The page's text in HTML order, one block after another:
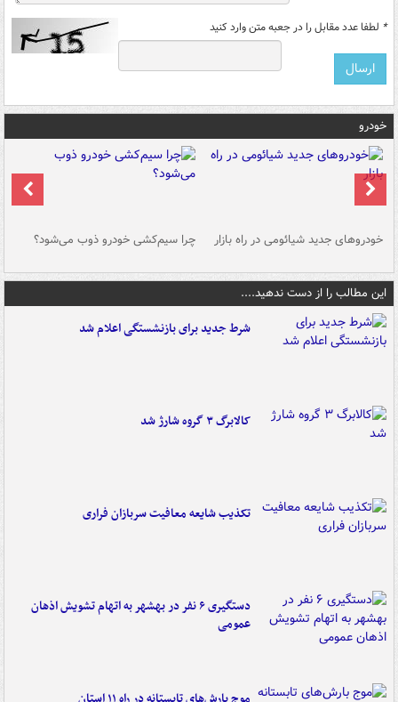
* لطفا عدد مقابل را در جعبه متن وارد کنید
خودرو
خودروهای جدید شیائومی در راه بازار چرا سیم‌کشی خودرو ذوب می‌شود؟
این مطالب را از دست ندهید....
شرط جدید برای بازنشستگی اعلام شد
کالابرگ ۳ گروه شارژ شد
تکذیب شایعه معافیت سربازان فراری
دستگیری ۶ نفر در بهشهر به اتهام تشویش اذهان
عمومی